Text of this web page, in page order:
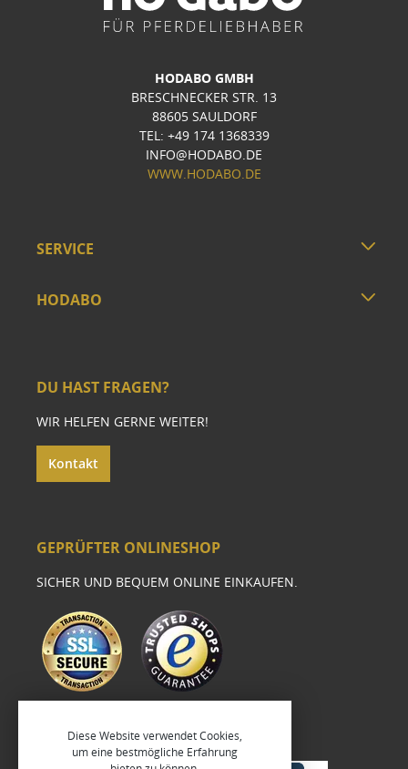
HODABO GMBH
BRESCHNECKER STR. 13
88605 SAULDORF
TEL: +49 174 1368339
INFO@HODABO.DE
WWW.HODABO.DE
SERVICE
HODABO
DU HAST FRAGEN?
WIR HELFEN GERNE WEITER!
Kontakt
GEPRÜFTER ONLINESHOP
SICHER UND BEQUEM ONLINE EINKAUFEN.
Diese Website verwendet Cookies,
um eine bestmögliche Erfahrung